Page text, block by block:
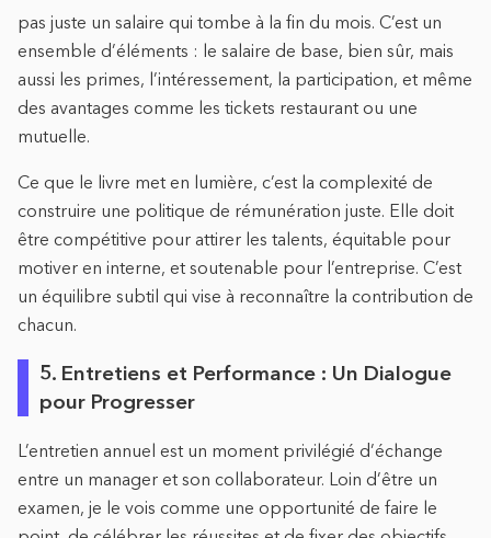
pas juste un salaire qui tombe à la fin du mois. C’est un
ensemble d’éléments : le salaire de base, bien sûr, mais
aussi les primes, l’intéressement, la participation, et même
des avantages comme les tickets restaurant ou une
mutuelle.
Ce que le livre met en lumière, c’est la complexité de
construire une politique de rémunération juste. Elle doit
être compétitive pour attirer les talents, équitable pour
motiver en interne, et soutenable pour l’entreprise. C’est
un équilibre subtil qui vise à reconnaître la contribution de
chacun.
5. Entretiens et Performance : Un Dialogue
pour Progresser
L’entretien annuel est un moment privilégié d’échange
entre un manager et son collaborateur. Loin d’être un
examen, je le vois comme une opportunité de faire le